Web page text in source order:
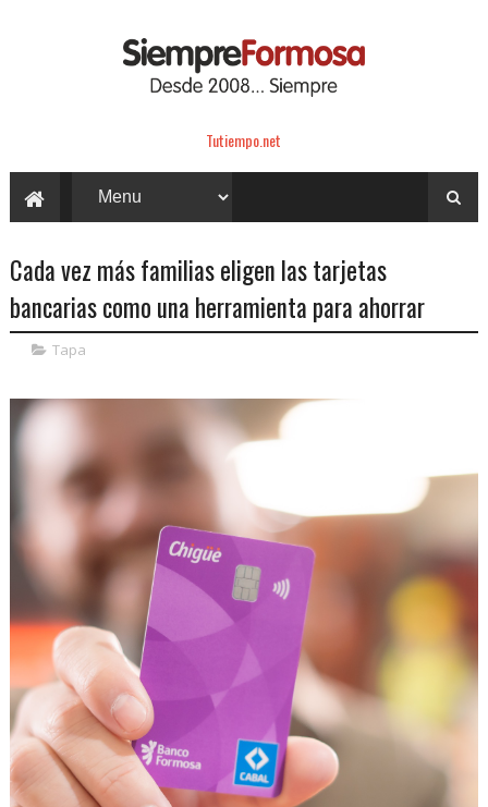
Tutiempo.net
Cada vez más familias eligen las tarjetas
bancarias como una herramienta para ahorrar
Tapa